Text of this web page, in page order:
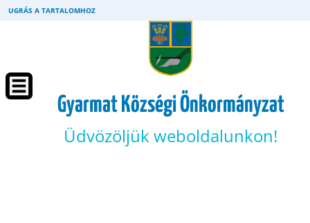
UGRÁS A TARTALOMHOZ
Gyarmat Községi Önkormányzat
Üdvözöljük weboldalunkon!